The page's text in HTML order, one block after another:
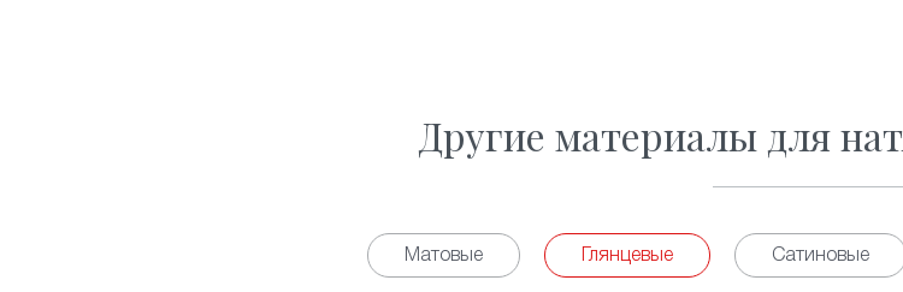
Другие материалы для
Матовые Глянцевые Сатиновые